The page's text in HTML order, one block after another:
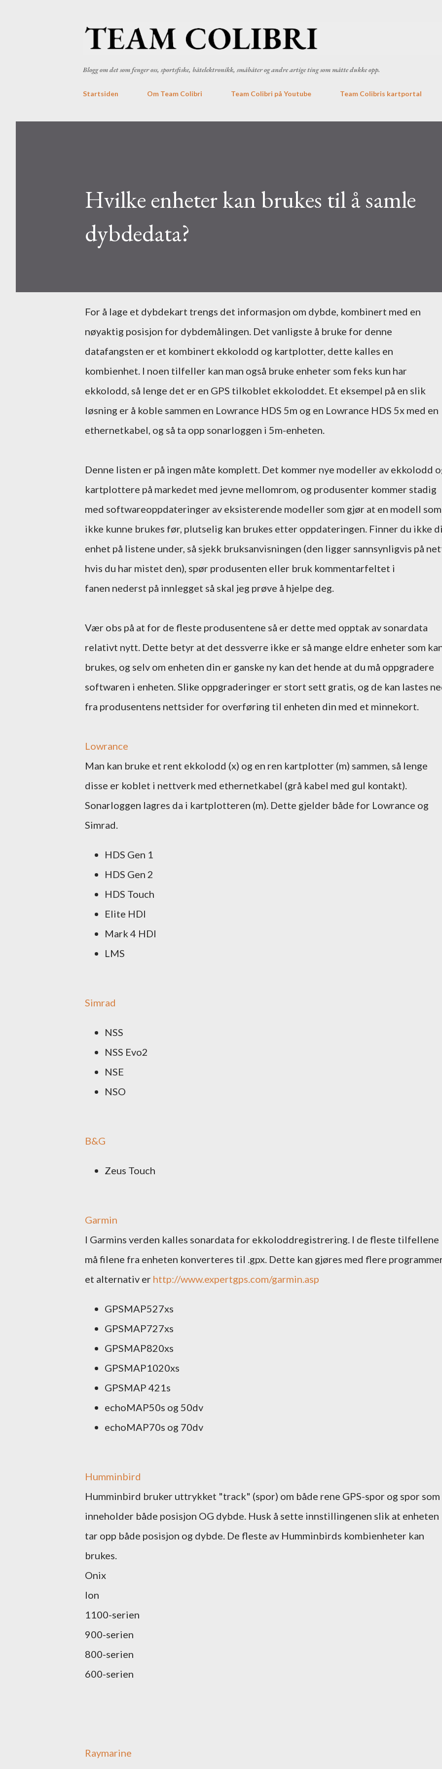
Blogg om det som fenger oss, sportsfiske, båtelektronikk, småbåter og andre artige ting som måtte dukke opp.
Startsiden Om Team Colibri Team Colibri på Youtube Team Colibris kartportal
Hvilke enheter kan brukes til å samle
dybdedata?
For å lage et dybdekart trengs det informasjon om dybde, kombinert med en
nøyaktig posisjon for dybdemålingen. Det vanligste å bruke for denne
datafangsten er et kombinert ekkolodd og kartplotter, dette kalles en
kombienhet. I noen tilfeller kan man også bruke enheter som feks kun har
ekkolodd, så lenge det er en GPS tilkoblet ekkoloddet. Et eksempel på en slik
løsning er å koble sammen en Lowrance HDS 5m og en Lowrance HDS 5x med en
ethernetkabel, og så ta opp sonarloggen i 5m-enheten.
Denne listen er på ingen måte komplett. Det kommer nye modeller av ekkolodd
kartplottere på markedet med jevne mellomrom, og produsenter kommer stadig
med softwareoppdateringer av eksisterende modeller som gjør at en modell som
ikke kunne brukes før, plutselig kan brukes etter oppdateringen. Finner du ikke
enhet på listene under, så sjekk bruksanvisningen (den ligger sannsynligvis på
hvis du har mistet den), spør produsenten eller bruk kommentarfeltet i
fanen nederst på innlegget så skal jeg prøve å hjelpe deg.
Vær obs på at for de fleste produsentene så er dette med opptak av sonardata
relativt nytt. Dette betyr at det dessverre ikke er så mange eldre enheter som
brukes, og selv om enheten din er ganske ny kan det hende at du må oppgradere
softwaren i enheten. Slike oppgraderinger er stort sett gratis, og de kan lastes
fra produsentens nettsider for overføring til enheten din med et minnekort.
Lowrance
Man kan bruke et rent ekkolodd (x) og en ren kartplotter (m) sammen, så lenge
disse er koblet i nettverk med ethernetkabel (grå kabel med gul kontakt).
Sonarloggen lagres da i kartplotteren (m). Dette gjelder både for Lowrance og
Simrad.
HDS Gen 1
HDS Gen 2
HDS Touch
Elite HDI
Mark 4 HDI
LMS
Simrad
NSS
NSS Evo2
NSE
NSO
B&G
Zeus Touch
Garmin
I Garmins verden kalles sonardata for ekkoloddregistrering. I de fleste tilfellene
må filene fra enheten konverteres til .gpx. Dette kan gjøres med flere
et alternativ er http://www.expertgps.com/garmin.asp
GPSMAP527xs
GPSMAP727xs
GPSMAP820xs
GPSMAP1020xs
GPSMAP 421s
echoMAP50s og 50dv
echoMAP70s og 70dv
Humminbird
Humminbird bruker uttrykket "track" (spor) om både rene GPS-spor og spor som
inneholder både posisjon OG dybde. Husk å sette innstillingenen slik at enheten
tar opp både posisjon og dybde. De fleste av Humminbirds kombienheter kan
brukes.
Onix
Ion
1100-serien
900-serien
800-serien
600-serien
Raymarine